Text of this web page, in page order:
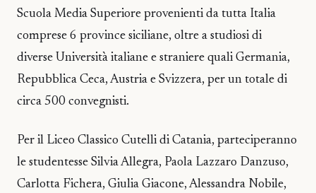
Scuola Media Superiore provenienti da tutta Italia
comprese 6 province siciliane, oltre a studiosi di
diverse Università italiane e straniere quali Germania,
Repubblica Ceca, Austria e Svizzera, per un totale di
circa 500 convegnisti.
Per il Liceo Classico Cutelli di Catania, parteciperanno
le studentesse Silvia Allegra, Paola Lazzaro Danzuso,
Carlotta Fichera, Giulia Giacone, Alessandra Nobile,